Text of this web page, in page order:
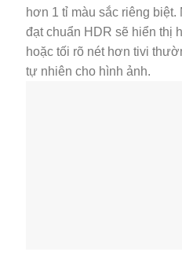
hơn 1 tỉ màu sắc riêng
đạt chuẩn HDR sẽ hiển thị
hoặc tối rõ nét hơn tivi
tự nhiên cho hình ảnh.